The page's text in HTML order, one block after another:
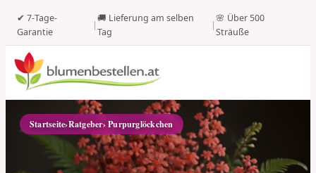
✔ 7-Tage-
Garantie
|
🚚 Lieferung am selben
Tag
|
🌸 Über 500
Sträuße
Startseite›Ratgeber› Purpurglöckchen